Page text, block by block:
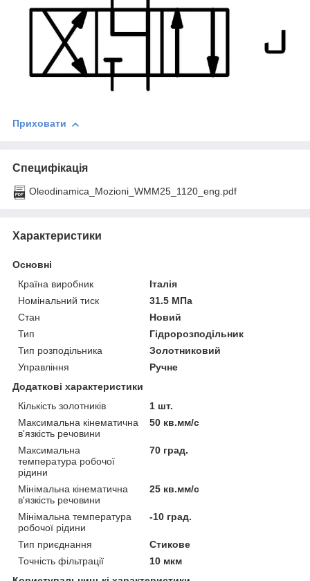
Приховати
Специфікація
Oleodinamica_Mozioni_WMM25_1120_eng.pdf
Характеристики
Основні
Країна виробник
Італія
Номінальний тиск
31.5 МПа
Стан
Новий
Тип
Гідророзподільник
Тип розподільника
Золотниковий
Управління
Ручне
Додаткові характеристики
Кількість золотників
1 шт.
Максимальна кінематична
в'язкість речовини
50 кв.мм/с
Максимальна
температура робочої
рідини
70 град.
Мінімальна кінематична
в'язкість речовини
25 кв.мм/с
Мінімальна температура
робочої рідини
-10 град.
Тип приєднання
Стикове
Точність фільтрації
10 мкм